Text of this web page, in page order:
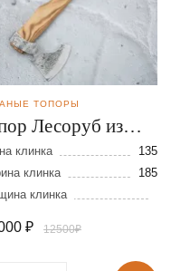
ТОПОРЫ
Лесоруб из
9ХС
клинка
135
клинка
185
клинка
₽ 12500₽